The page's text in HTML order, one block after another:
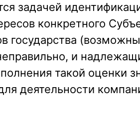
задачей
конкретного
государства
и
такой оценки
деятельности